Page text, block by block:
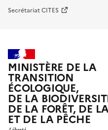
Secrétariat CITES
MINISTÈRE DE LA
TRANSITION
ÉCOLOGIQUE,
DE LA
DE LA FORÊT, DE
ET DE LA PÊCHE